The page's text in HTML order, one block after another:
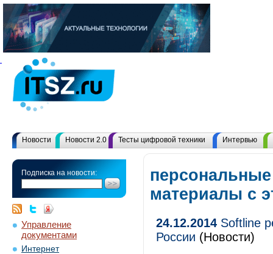
Новости Новости 2.0 Тесты цифровой техники Интервью
Подписка на новости:
Управление
документами
Интернет
материалы с
24.12.2014 Softline
России (Новости)